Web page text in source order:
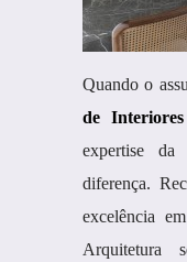
Quando o
de
expertise
diferença.
excelência
Arquitetura